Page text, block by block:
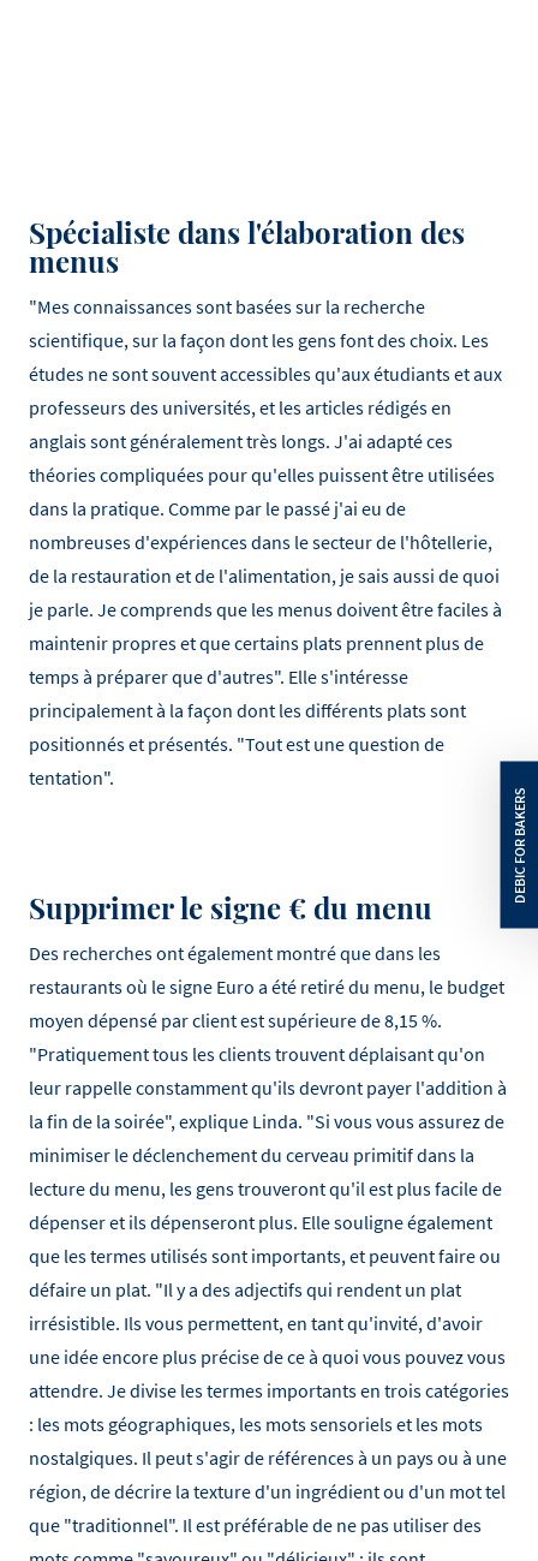
Spécialiste dans l'élaboration des
menus
"Mes connaissances sont basées sur la recherche
scientifique, sur la façon dont les gens font des choix. Les
études ne sont souvent accessibles qu'aux étudiants et aux
professeurs des universités, et les articles rédigés en
anglais sont généralement très longs. J'ai adapté ces
théories compliquées pour qu'elles puissent être utilisées
dans la pratique. Comme par le passé j'ai eu de
nombreuses d'expériences dans le secteur de l'hôtellerie,
de la restauration et de l'alimentation, je sais aussi de quoi
je parle. Je comprends que les menus doivent être faciles à
maintenir propres et que certains plats prennent plus de
temps à préparer que d'autres". Elle s'intéresse
principalement à la façon dont les différents plats sont
positionnés et présentés. "Tout est une question de
tentation".
Supprimer le signe € du menu
Des recherches ont également montré que dans les
restaurants où le signe Euro a été retiré du menu, le budget
moyen dépensé par client est supérieure de 8,15 %.
"Pratiquement tous les clients trouvent déplaisant qu'on
leur rappelle constamment qu'ils devront payer l'addition à
la fin de la soirée", explique Linda. "Si vous vous assurez de
minimiser le déclenchement du cerveau primitif dans la
lecture du menu, les gens trouveront qu'il est plus facile de
dépenser et ils dépenseront plus. Elle souligne également
que les termes utilisés sont importants, et peuvent faire ou
défaire un plat. "Il y a des adjectifs qui rendent un plat
irrésistible. Ils vous permettent, en tant qu'invité, d'avoir
une idée encore plus précise de ce à quoi vous pouvez vous
attendre. Je divise les termes importants en trois catégories
: les mots géographiques, les mots sensoriels et les mots
nostalgiques. Il peut s'agir de références à un pays ou à une
région, de décrire la texture d'un ingrédient ou d'un mot tel
que "traditionnel". Il est préférable de ne pas utiliser des